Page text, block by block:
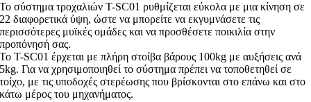
Το σύστημα τροχαλιών T-SC01 ρυθμίζεται εύκολα με μια κίνηση σε
22 διαφορετικά ύψη, ώστε να μπορείτε να εκγυμνάσετε τις
περισσότερες μυϊκές ομάδες και να προσθέσετε ποικιλία στην
προπόνησή σας.
Το T-SC01 έρχεται με πλήρη στοίβα βάρους 100kg με αυξήσεις ανά
5kg. Για να χρησιμοποιηθεί το σύστημα πρέπει να τοποθετηθεί σε
τοίχο, με τις υποδοχές στερέωσης που βρίσκονται στο επάνω και στο
κάτω μέρος του μηχανήματος.